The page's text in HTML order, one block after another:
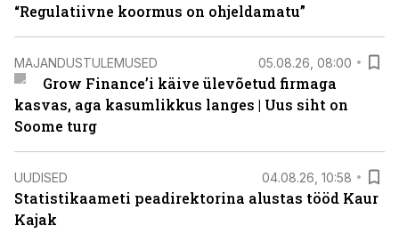
“Regulatiivne koormus on ohjeldamatu”
MAJANDUSTULEMUSED 05.08.26, 08:00
Grow Finance’i käive ülevõetud firmaga
kasvas, aga kasumlikkus langes | Uus siht on
Soome turg
UUDISED 04.08.26, 10:58
Statistikaameti peadirektorina alustas tööd Kaur
Kajak